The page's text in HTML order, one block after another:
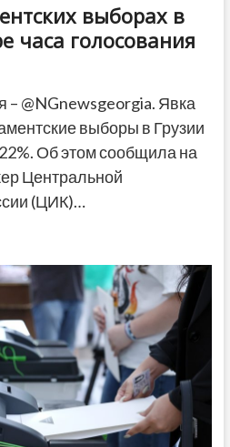
выборах в
часа голосования
@NGnewsgeorgia. Явка
выборы в Грузии
Об этом сообщила на
Центральной
(ЦИК)…